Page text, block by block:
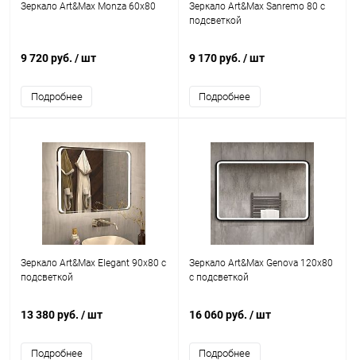
Зеркало Art&Max Monza 60х80
9 720 руб. / шт
Подробнее
Зеркало Art&Max Sanremo 80 с
подсветкой
9 170 руб. / шт
Подробнее
Зеркало Art&Max Elegant 90х80 с
подсветкой
13 380 руб. / шт
Подробнее
Зеркало Art&Max Genova 120х80
с подсветкой
16 060 руб. / шт
Подробнее